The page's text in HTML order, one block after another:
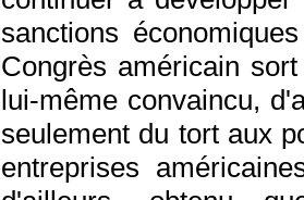
sanctions
Congrès américain
lui-même convaincu,
seulement du tort aux
entreprises